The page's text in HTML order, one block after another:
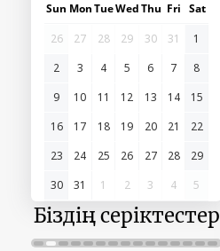
Sun MonTueWedThu Fri Sat
26
27 28 29 30 31
1
2
3 4 5 6 7
8
9
10 11 12 13 14
15
16
17 18 19 20 21
22
23
24 25 26 27 28
29
30
31 1 2 3 4 5
Біздің серіктестер